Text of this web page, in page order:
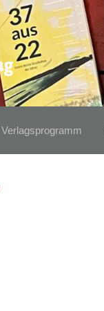
Verlagsprogramm